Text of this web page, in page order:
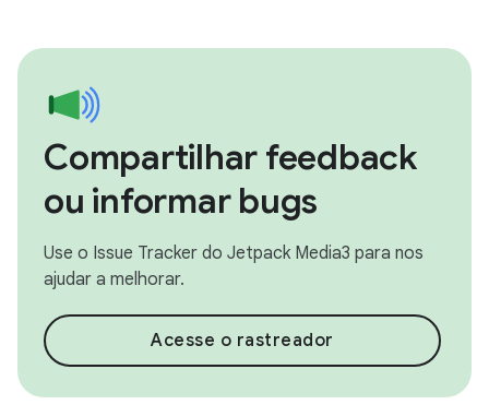
Compartilhar feedback
ou informar bugs
Use o Issue Tracker do Jetpack Media3 para nos
ajudar a melhorar.
Acesse o rastreador